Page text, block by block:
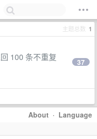
主题总数 1
100 条不重复
37
About · Language